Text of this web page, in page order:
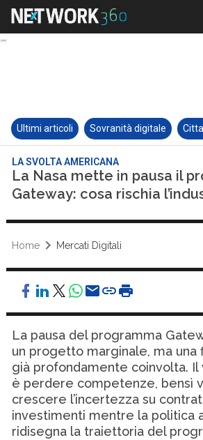
Ultimi articoli Sovranità digitale
LA SVOLTA AMERICANA
La Nasa mette in pausa il
Gateway: cosa rischia
Home Mercati Digitali
La pausa del programma
un progetto marginale, ma una
già profondamente coinvolta. Il
è perdere competenze, bensì
crescere l’incertezza su
investimenti mentre la politica
ridisegna la traiettoria del